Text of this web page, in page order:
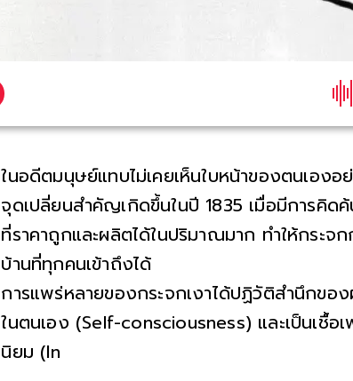
ในอดีตมนุษย์แทบไม่เคยเห็นใบหน้าของตนเอง
จุดเปลี่ยนสำคัญเกิดขึ้นในปี 1835 เมื่อมีการคิด
ที่ราคาถูกและผลิตได้ในปริมาณมาก ทำให้กระจ
บ้านที่ทุกคนเข้าถึงได้
การแพร่หลายของกระจกเงาได้ปฏิวัติสำนึกขอ
ในตนเอง (Self-consciousness) และเป็นเชื้อ
นิยม (Individualism) ที่ให้ความสำคัญกับตัวเอง